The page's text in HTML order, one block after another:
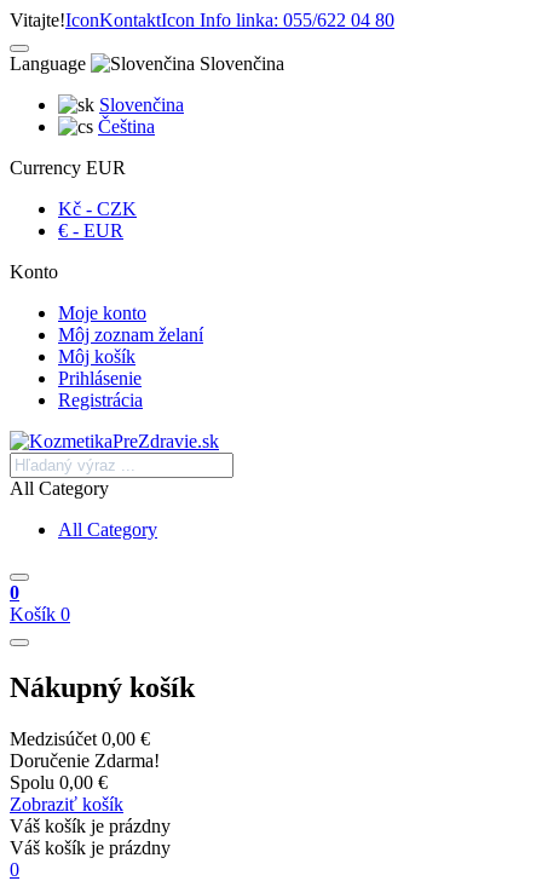
Vitajte!IconKontaktIcon Info linka: 055/622 04 80
Language
Slovenčina
Slovenčina
Čeština
Currency EUR
Kč - CZK
€ - EUR
Konto
Moje konto
Môj zoznam želaní
Môj košík
Prihlásenie
Registrácia
All Category
All Category
0
Košík 0
Nákupný košík
Medzisúčet 0,00 €
Doručenie Zdarma!
Spolu 0,00 €
Zobraziť košík
Váš košík je prázdny
Váš košík je prázdny
0